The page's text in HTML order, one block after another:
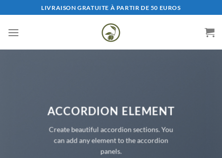
al
contenido
LIVRAISON GRATUITE À PARTIR DE 50 EUROS
ACCORDION ELEMENT
Create beautiful accordion sections. You
can add any element to the accordion
panels.